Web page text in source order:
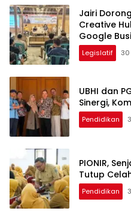
Jairi
Creative
Google
Legislatif 30
UBHI dan
Sinergi,
Pendidikan
PIONIR,
Tutup
Pendidikan